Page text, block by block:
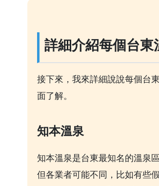
詳細介紹每個台東
接下來，我來詳細說說每個台
面了解。
知本溫泉
知本溫泉是台東最知名的溫泉
但各業者可能不同，比如有些